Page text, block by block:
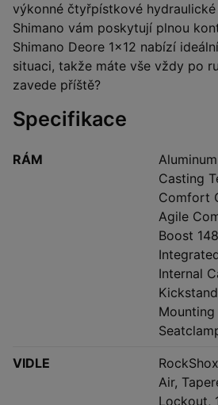
výkonné čtyřpístkové
Shimano vám poskytují plnou
Shimano Deore 1x12 nabízí
situaci, takže máte vše vždy po
zavede příště?
Specifikace
RÁM
Casting
Comfort
Agile
Boost
Internal
VIDLE
Air,
Lockout,